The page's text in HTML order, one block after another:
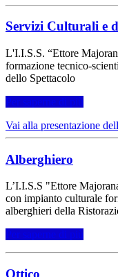
Servizi Culturali e
L'I.I.S.S. “Ettore
formazione tecnico-
dello Spettacolo
Per saperne di più
Vai alla presentazione
Alberghiero
L’I.I.S.S "Ettore
con impianto culturale
alberghieri della
Per saperne di più
Ottico